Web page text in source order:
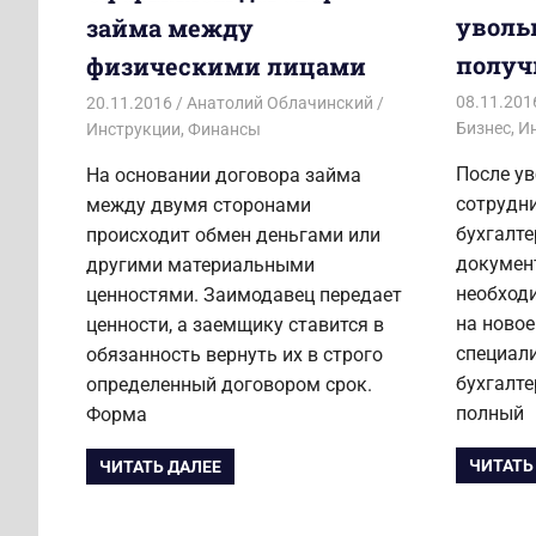
займа между
физическими лицами
20.11.2016
Анатолий Облачинский
Инструкции, Финансы
На основании договора займа
между двумя сторонами
происходит обмен деньгами или
другими материальными
ценностями. Заимодавец передает
ценности, а заемщику ставится в
обязанность вернуть их в строго
определенный договором срок.
Форма
ЧИТАТЬ ДАЛЕЕ
Бизнес,
После
на
полный